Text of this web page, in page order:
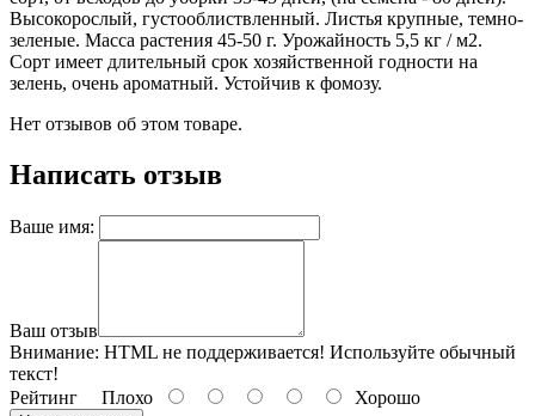
Высокорослый, густооблиствленный. Листья крупные, темно-
зеленые. Масса растения 45-50 г. Урожайность 5,5 кг / м2.
Сорт имеет длительный срок хозяйственной годности на
зелень, очень ароматный. Устойчив к фомозу.
Нет отзывов об этом товаре.
Написать отзыв
Ваше имя:
Ваш отзыв
Внимание: HTML не поддерживается! Используйте обычный
текст!
Рейтинг Плохо Хорошо